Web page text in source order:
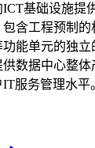
ICT基础设施提
包含工程预制
功能单元的独
供数据中心整
服务管理水平